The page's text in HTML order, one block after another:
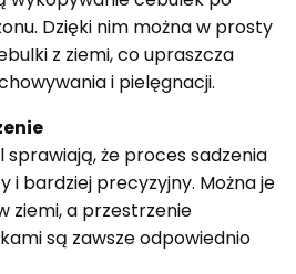
Dzięki nim można w prosty
z ziemi, co upraszcza
i pielęgnacji.
sprawiają, że proces sadzenia
i bardziej precyzyjny. Można je
ziemi, a przestrzenie
są zawsze odpowiednio